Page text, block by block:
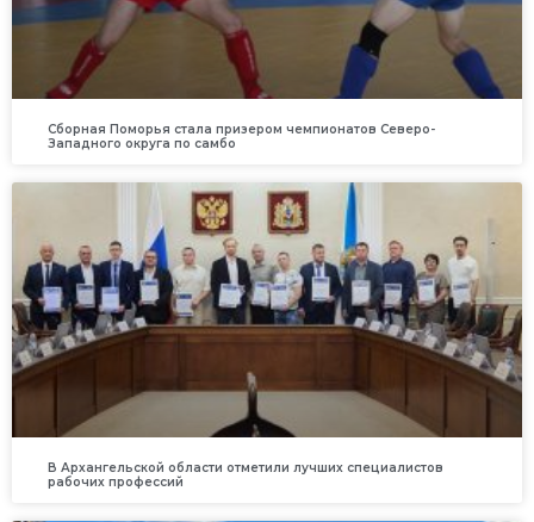
Сборная Поморья стала призером чемпионатов Северо-
Западного округа по самбо
В Архангельской области отметили лучших специалистов
рабочих профессий